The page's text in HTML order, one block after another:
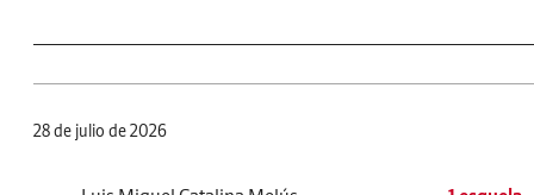
28 de julio de 2026